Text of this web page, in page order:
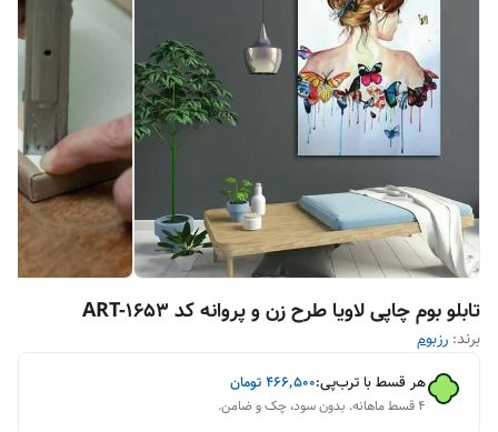
تابلو بوم چاپی لاویا طرح زن و پروانه کد ART-1653
برند: رزبوم
هر قسط با ترب‌پی:۴۶۶٬۵۰۰تومان
۴ قسط ماهانه. بدون سود، چک و ضامن.